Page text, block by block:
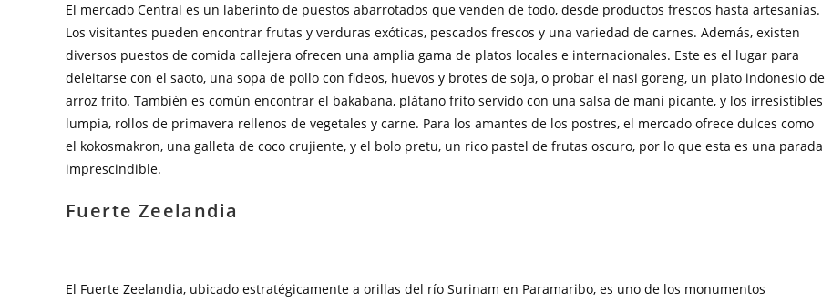
El mercado Central es un laberinto de puestos abarrotados que venden de todo, desde productos frescos hasta artesanías.
Los visitantes pueden encontrar frutas y verduras exóticas, pescados frescos y una variedad de carnes. Además, existen
diversos puestos de comida callejera ofrecen una amplia gama de platos locales e internacionales. Este es el lugar para
deleitarse con el saoto, una sopa de pollo con fideos, huevos y brotes de soja, o probar el nasi goreng, un plato indonesio de
arroz frito. También es común encontrar el bakabana, plátano frito servido con una salsa de maní picante, y los irresistibles
lumpia, rollos de primavera rellenos de vegetales y carne. Para los amantes de los postres, el mercado ofrece dulces como
el kokosmakron, una galleta de coco crujiente, y el bolo pretu, un rico pastel de frutas oscuro, por lo que esta es una parada
imprescindible.
Fuerte Zeelandia
El Fuerte Zeelandia, ubicado estratégicamente a orillas del río Surinam en Paramaribo, es uno de los monumentos